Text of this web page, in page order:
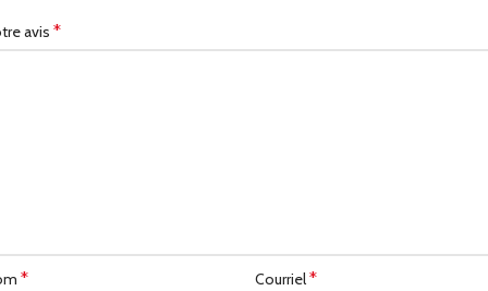
avis *
* Courriel*